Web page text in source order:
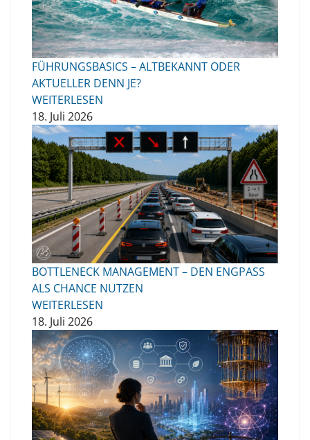
FÜHRUNGSBASICS – ALTBEKANNT ODER
AKTUELLER DENN JE?
WEITERLESEN
18. Juli 2026
BOTTLENECK MANAGEMENT – DEN ENGPASS
ALS CHANCE NUTZEN
WEITERLESEN
18. Juli 2026